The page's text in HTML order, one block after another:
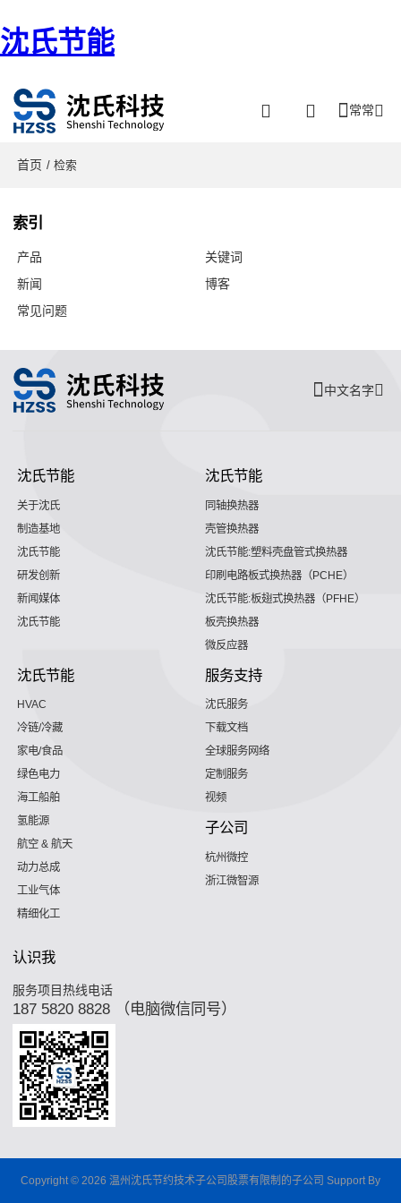
沈氏节能
常常
首页 / 检索
索引
产品
关键词
新闻
博客
常见问题
中文名字
沈氏节能
关于沈氏
制造基地
沈氏节能
研发创新
新闻媒体
沈氏节能
沈氏节能
同轴换热器
壳管换热器
沈氏节能:塑料壳盘管式换热器
印刷电路板式换热器（PCHE）
沈氏节能:板翅式换热器（PFHE）
板壳换热器
微反应器
沈氏节能
HVAC
冷链/冷藏
家电/食品
绿色电力
海工船舶
氢能源
航空 & 航天
动力总成
工业气体
精细化工
服务支持
沈氏服务
下载文档
全球服务网络
定制服务
视频
子公司
杭州微控
浙江微智源
认识我
服务项目热线电话
187 5820 8828 （电脑微信同号）
Copyright © 2026 温州沈氏节约技术子公司股票有限制的子公司 Support By